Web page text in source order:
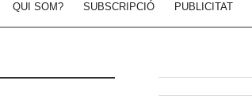
QUI SOM? SUBSCRIPCIÓ PUBLICITAT